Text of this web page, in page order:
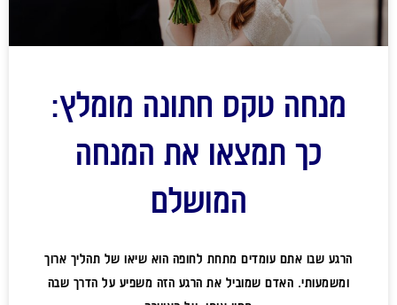
מנחה טקס חתונה מומלץ:
כך תמצאו את המנחה
המושלם
הרגע שבו אתם עומדים מתחת לחופה הוא שיאו של תהליך ארוך
ומשמעותי. האדם שמוביל את הרגע הזה משפיע על הדרך שבה